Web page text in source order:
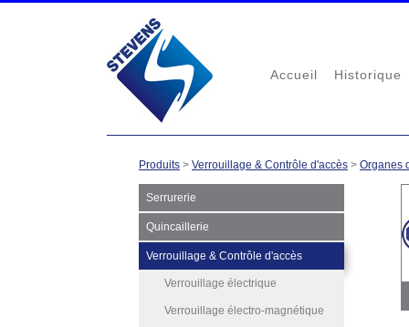
Accueil Historique
Produits > Verrouillage & Contrôle d'accès > Organes
Serrurerie
Quincaillerie
Verrouillage & Contrôle d'accès
Verrouillage électrique
Verrouillage électro-magnétique